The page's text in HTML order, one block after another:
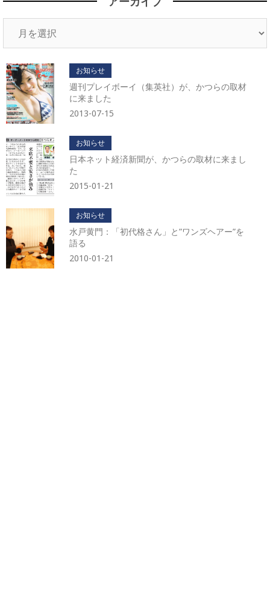
イ
ブ
お知らせ
週刊プレイボーイ（集英社）が、かつらの取材
に来ました
2013-07-15
お知らせ
日本ネット経済新聞が、かつらの取材に来まし
た
2015-01-21
お知らせ
水戸黄門：「初代格さん」と”ワンズヘアー”を
語る
2010-01-21